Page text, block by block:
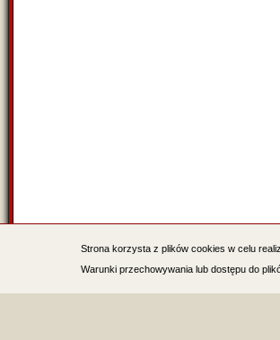
Strona korzysta z plików cookies w celu
Warunki przechowywania lub dostępu do